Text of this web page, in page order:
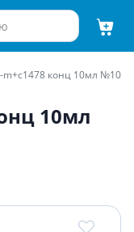
конц 10мл №10
10мл